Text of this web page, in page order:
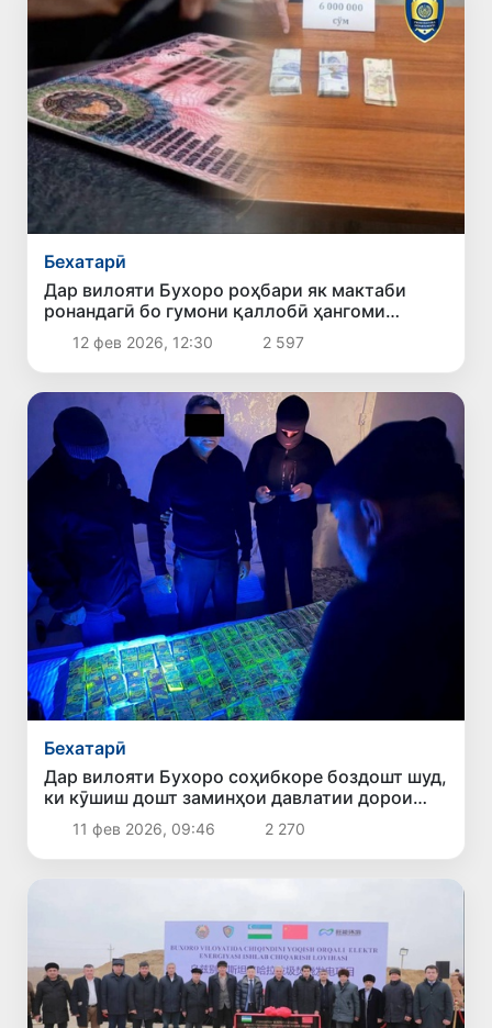
Бехатарӣ
Дар вилояти Бухоро роҳбари як мактаби
ронандагӣ бо гумони қаллобӣ ҳангоми
додани шаҳодатномаи ронандагӣ боздошт
шуд12 фев 2026, 12:30 2 597
Бехатарӣ
Дар вилояти Бухоро соҳибкоре боздошт шуд,
ки кӯшиш дошт заминҳои давлатии дорои
захираҳои тилоро бар ивази 600 ҳазор
доллар “фурӯшад”
11 фев 2026, 09:46 2 270